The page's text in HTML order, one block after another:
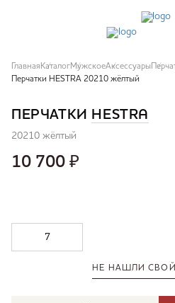
Главная КаталогМужскоеАксессуары
Перчатки HESTRA 20210 жёлтый
ПЕРЧАТКИ HESTRA
20210 жёлтый
10 700 ₽
НЕ НАШЛИ СВОЙ
7